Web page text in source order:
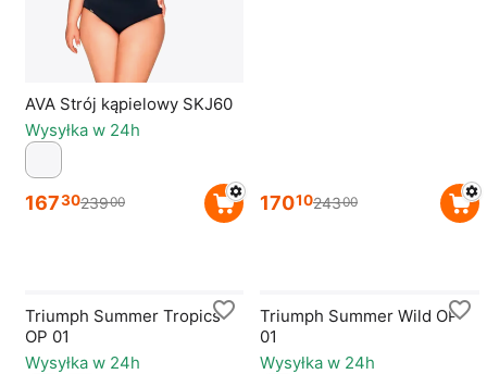
AVA Strój kąpielowy SKJ60
Wysyłka w 24h
1673023900 1701024300
Triumph Summer Tropics
OP 01
Wysyłka w 24h
Triumph Summer Wild OP
01
Wysyłka w 24h